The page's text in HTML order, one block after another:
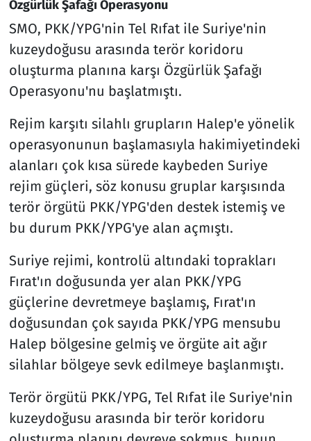
Özgürlük Şafağı Operasyonu
SMO, PKK/YPG'nin Tel Rıfat ile Suriye'nin
kuzeydoğusu arasında terör koridoru
oluşturma planına karşı Özgürlük Şafağı
Operasyonu'nu başlatmıştı.
Rejim karşıtı silahlı grupların Halep'e yönelik
operasyonunun başlamasıyla hakimiyetindeki
alanları çok kısa sürede kaybeden Suriye
rejim güçleri, söz konusu gruplar karşısında
terör örgütü PKK/YPG'den destek istemiş ve
bu durum PKK/YPG'ye alan açmıştı.
Suriye rejimi, kontrolü altındaki toprakları
Fırat'ın doğusunda yer alan PKK/YPG
güçlerine devretmeye başlamış, Fırat'ın
doğusundan çok sayıda PKK/YPG mensubu
Halep bölgesine gelmiş ve örgüte ait ağır
silahlar bölgeye sevk edilmeye başlanmıştı.
Terör örgütü PKK/YPG, Tel Rıfat ile Suriye'nin
kuzeydoğusu arasında bir terör koridoru